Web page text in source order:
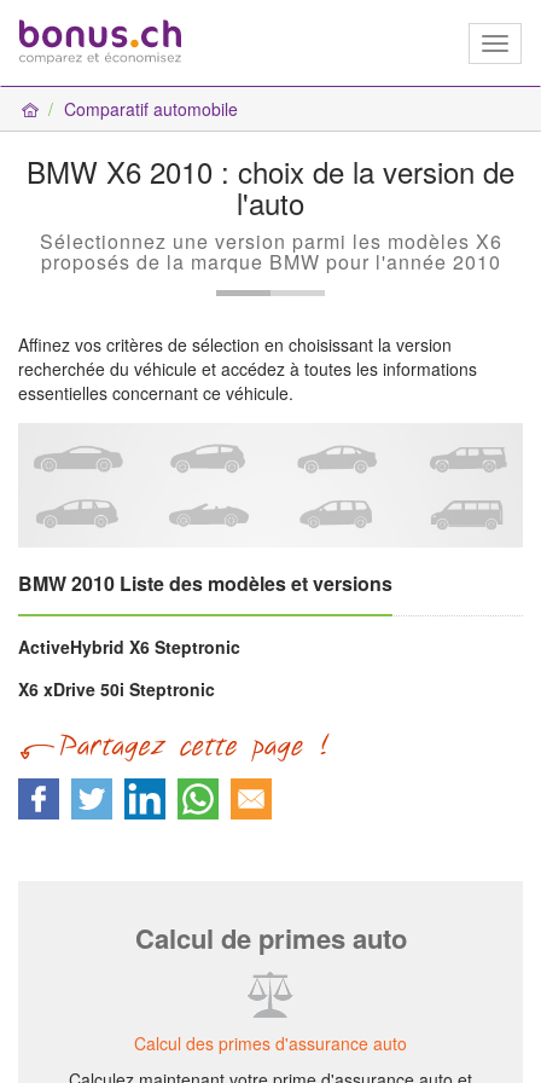
Comparatif automobile
BMW X6 2010 : choix de la version de
l'auto
Sélectionnez une version parmi les modèles X6
proposés de la marque BMW pour l'année 2010
Affinez vos critères de sélection en choisissant la version
recherchée du véhicule et accédez à toutes les informations
essentielles concernant ce véhicule.
BMW 2010 Liste des modèles et versions
ActiveHybrid X6 Steptronic
X6 xDrive 50i Steptronic
Calcul de primes auto
Calcul des primes d'assurance auto